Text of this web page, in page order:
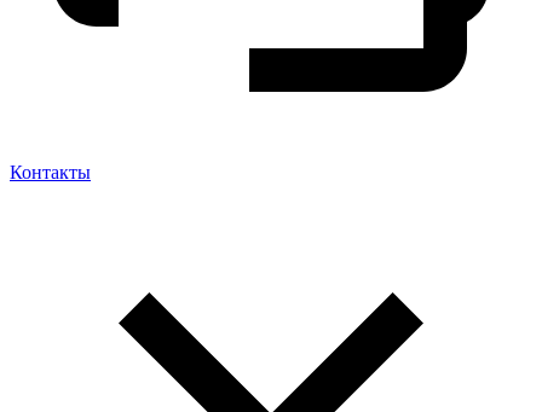
Контакты